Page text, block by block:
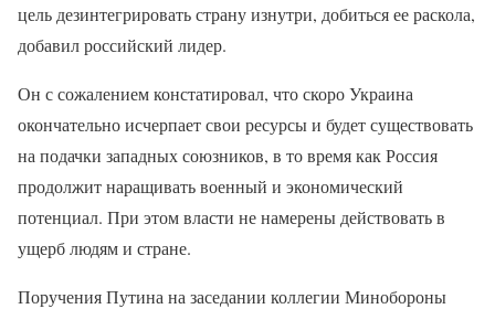
цель дезинтегрировать страну изнутри, добиться ее раскола,
добавил российский лидер.
Он с сожалением констатировал, что скоро Украина
окончательно исчерпает свои ресурсы и будет существовать
на подачки западных союзников, в то время как Россия
продолжит наращивать военный и экономический
потенциал. При этом власти не намерены действовать в
ущерб людям и стране.
Поручения Путина на заседании коллегии Минобороны